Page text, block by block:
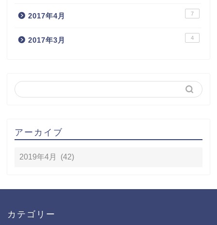
2017年4月 7
2017年3月 4
アーカイブ
カテゴリー